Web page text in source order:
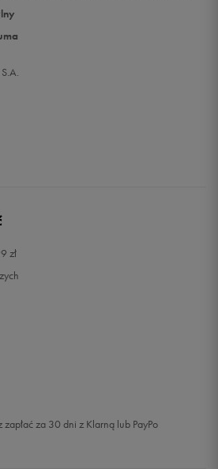
zł
zapłać za 30 dni z Klarną lub PayPo